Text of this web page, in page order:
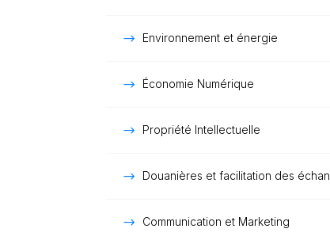
Environnement et énergie
Économie Numérique
Propriété Intellectuelle
Douanières et facilitation des
Communication et Marketing